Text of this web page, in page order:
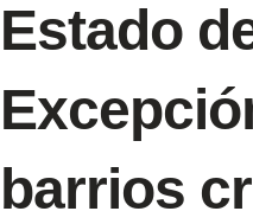
Estado
barrios